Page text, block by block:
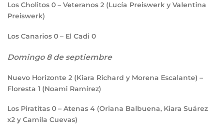
Los Cholitos 0 – Veteranos 2 (Lucía Preiswerk y Valentina
Preiswerk)
Los Canarios 0 – El Cadi 0
Domingo 8 de septiembre
Nuevo Horizonte 2 (Kiara Richard y Morena Escalante) –
Floresta 1 (Noami Ramírez)
Los Piratitas 0 – Atenas 4 (Oriana Balbuena, Kiara Suárez
x2 y Camila Cuevas)